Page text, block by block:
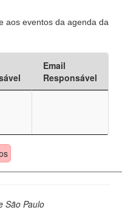
aos eventos da agenda da
Email
Responsável
São Paulo